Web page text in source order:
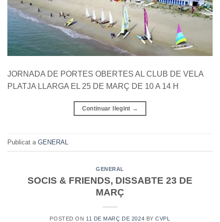
JORNADA DE PORTES OBERTES AL CLUB DE VELA
PLATJA LLARGA EL 25 DE MARÇ DE 10 A 14 H
Continuar llegint →
Publicat a GENERAL
GENERAL
SOCIS & FRIENDS, DISSABTE 23 DE
MARÇ
POSTED ON 11 DE MARÇ DE 2024 BYCVPL